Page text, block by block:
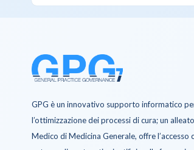
GPG è un innovativo supporto informatico
l’ottimizzazione dei processi di cura; un
Medico di Medicina Generale, offre l’accesso